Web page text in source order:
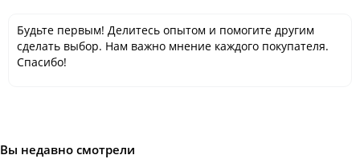
Будьте первым! Делитесь опытом и помогите другим
сделать выбор. Нам важно мнение каждого покупателя.
Спасибо!
Вы недавно смотрели